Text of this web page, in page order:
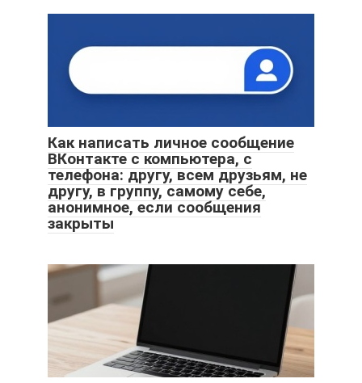
Как написать личное сообщение
ВКонтакте с компьютера, с
телефона: другу, всем друзьям, не
другу, в группу, самому себе,
анонимное, если сообщения
закрыты